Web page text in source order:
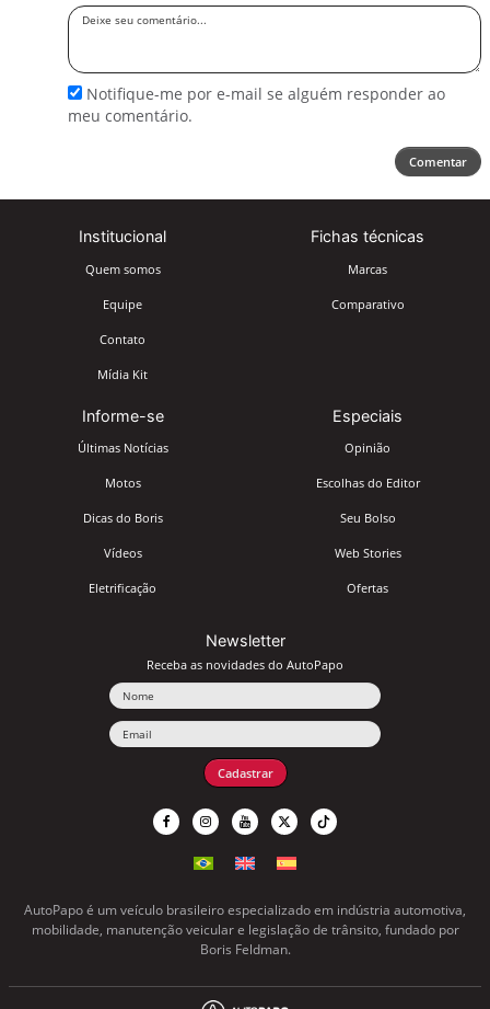
Deixe
Notifique-me por e-mail se alguém responder ao
meu comentário.
Comentar
Institucional
Quem somos
Equipe
Contato
Mídia Kit
Fichas técnicas
Marcas
Comparativo
Informe-se
Últimas Notícias
Motos
Dicas do Boris
Vídeos
Eletrificação
Especiais
Opinião
Escolhas do Editor
Seu Bolso
Web Stories
Ofertas
Newsletter
Receba as novidades do AutoPapo
Cadastrar
AutoPapo é um veículo brasileiro especializado em indústria automotiva,
mobilidade, manutenção veicular e legislação de trânsito, fundado por
Boris Feldman.